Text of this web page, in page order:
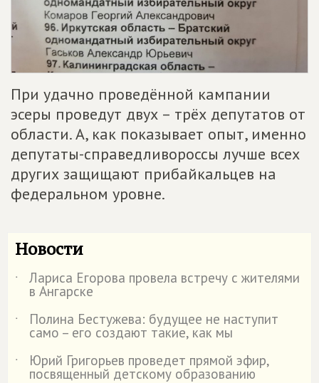
При удачно проведённой кампании
эсеры проведут двух – трёх депутатов от
области. А, как показывает опыт, именно
депутаты-справедливороссы лучше всех
других защищают прибайкальцев на
федеральном уровне.
Новости
˙ Лариса Егорова провела встречу с жителями
в Ангарске
˙
Полина Бестужева: будущее не наступит
само – его создают такие, как мы
˙
Юрий Григорьев проведет прямой эфир,
посвященный детскому образованию